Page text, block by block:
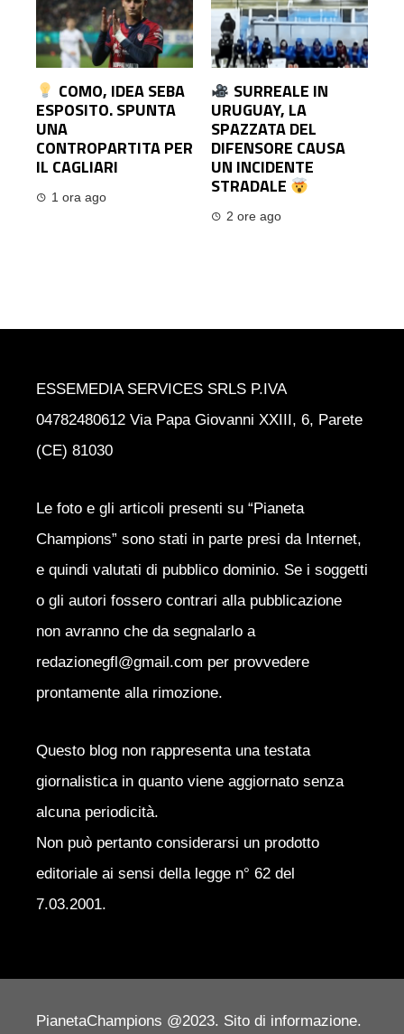
COMO, IDEA SEBA
ESPOSITO. SPUNTA
UNA
CONTROPARTITA PER
IL CAGLIARI
1 ora ago
SURREALE IN
URUGUAY, LA
SPAZZATA DEL
DIFENSORE CAUSA
UN INCIDENTE
STRADALE
2 ore ago
ESSEMEDIA SERVICES SRLS P.IVA
04782480612 Via Papa Giovanni XXIII, 6, Parete
(CE) 81030
Le foto e gli articoli presenti su “Pianeta
Champions” sono stati in parte presi da Internet,
e quindi valutati di pubblico dominio. Se i soggetti
o gli autori fossero contrari alla pubblicazione
non avranno che da segnalarlo a
redazionegfl@gmail.com per provvedere
prontamente alla rimozione.
Questo blog non rappresenta una testata
giornalistica in quanto viene aggiornato senza
alcuna periodicità.
Non può pertanto considerarsi un prodotto
editoriale ai sensi della legge n° 62 del
7.03.2001.
PianetaChampions @2023. Sito di informazione.